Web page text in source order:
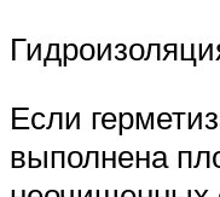
Если
выполнена